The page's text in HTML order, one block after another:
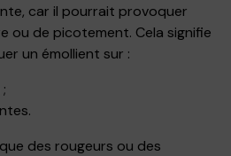
car il pourrait provoquer
ou de picotement. Cela signifie
un émollient sur :
des rougeurs ou des